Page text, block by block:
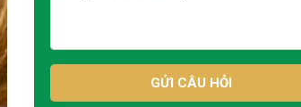
GỬI CÂU HỎI